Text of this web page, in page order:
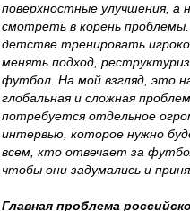
поверхностные улучшения, а
смотреть в корень
детстве тренировать
менять подход,
футбол. На мой взгляд, это
глобальная и сложная
потребуется отдельное
интервью, которое нужно
всем, кто отвечает за
чтобы они задумались и
Главная проблема